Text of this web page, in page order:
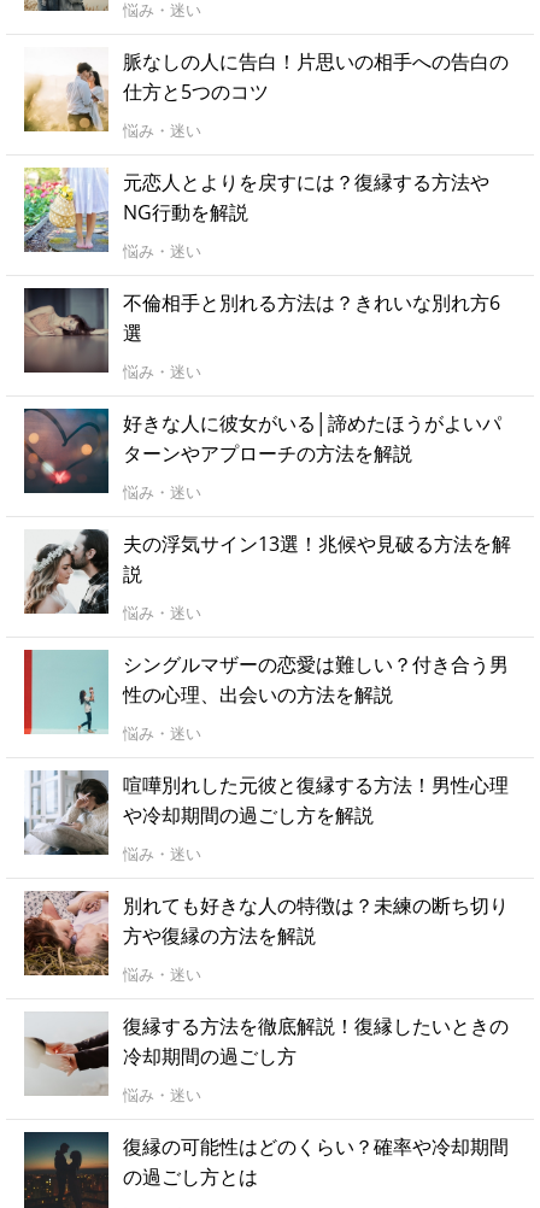
悩み・迷い
脈なしの人に告白！片思いの相手への告白の
仕方と5つのコツ
悩み・迷い
元恋人とよりを戻すには？復縁する方法や
NG行動を解説
悩み・迷い
不倫相手と別れる方法は？きれいな別れ方6
選
悩み・迷い
好きな人に彼女がいる│諦めたほうがよいパ
ターンやアプローチの方法を解説
悩み・迷い
夫の浮気サイン13選！兆候や見破る方法を解
説
悩み・迷い
シングルマザーの恋愛は難しい？付き合う男
性の心理、出会いの方法を解説
悩み・迷い
喧嘩別れした元彼と復縁する方法！男性心理
や冷却期間の過ごし方を解説
悩み・迷い
別れても好きな人の特徴は？未練の断ち切り
方や復縁の方法を解説
悩み・迷い
復縁する方法を徹底解説！復縁したいときの
冷却期間の過ごし方
悩み・迷い
復縁の可能性はどのくらい？確率や冷却期間
の過ごし方とは